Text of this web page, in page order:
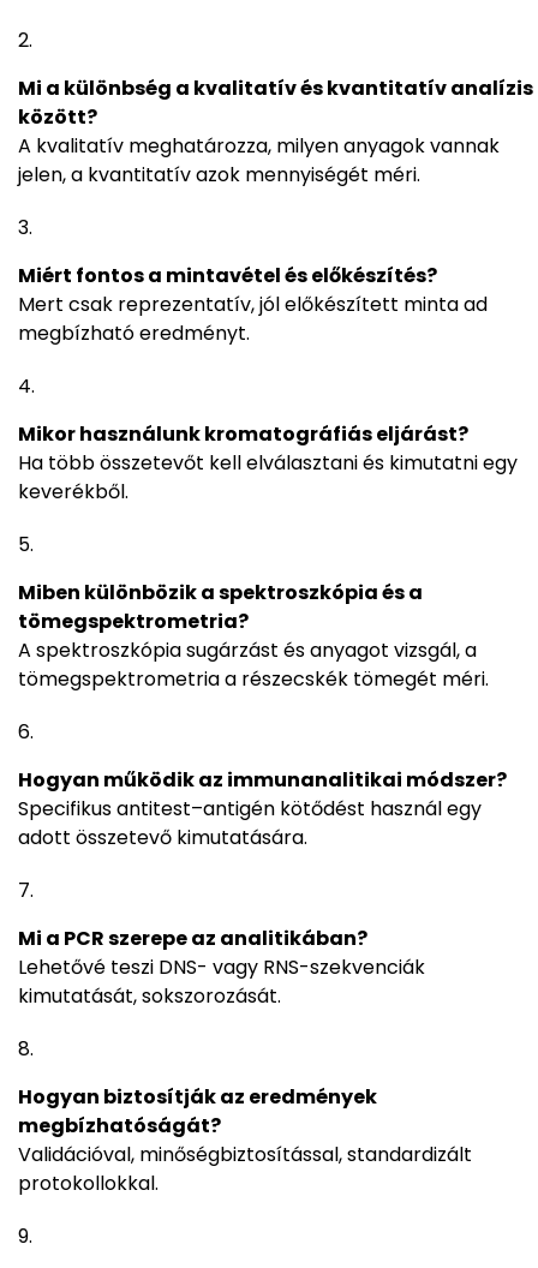
Mi a különbség a kvalitatív és kvantitatív analízis
között?
A kvalitatív meghatározza, milyen anyagok vannak
jelen, a kvantitatív azok mennyiségét méri.
Miért fontos a mintavétel és előkészítés?
Mert csak reprezentatív, jól előkészített minta ad
megbízható eredményt.
Mikor használunk kromatográfiás eljárást?
Ha több összetevőt kell elválasztani és kimutatni egy
keverékből.
Miben különbözik a spektroszkópia és a
tömegspektrometria?
A spektroszkópia sugárzást és anyagot vizsgál, a
tömegspektrometria a részecskék tömegét méri.
Hogyan működik az immunanalitikai módszer?
Specifikus antitest–antigén kötődést használ egy
adott összetevő kimutatására.
Mi a PCR szerepe az analitikában?
Lehetővé teszi DNS- vagy RNS-szekvenciák
kimutatását, sokszorozását.
Hogyan biztosítják az eredmények
megbízhatóságát?
Validációval, minőségbiztosítással, standardizált
protokollokkal.